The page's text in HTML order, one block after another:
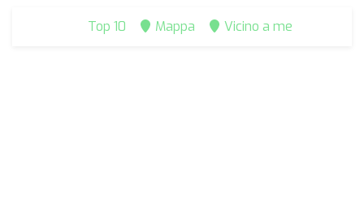
Top 10 Mappa Vicino a me